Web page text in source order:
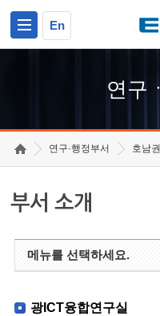
En
연구
연구·행정부서 호남
부서 소개
메뉴를 선택하세요.
광ICT융합연구실